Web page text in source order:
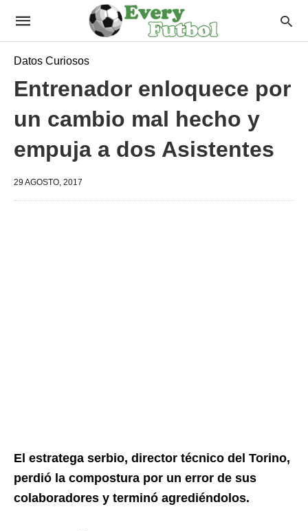
Datos Curiosos
Entrenador enloquece por
un cambio mal hecho y
empuja a dos Asistentes
29 AGOSTO, 2017
El estratega serbio, director técnico del Torino,
perdió la compostura por un error de sus
colaboradores y terminó agrediéndolos.